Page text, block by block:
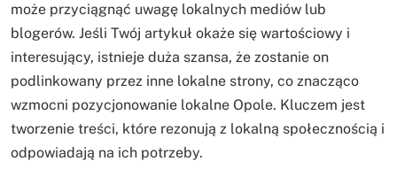
może przyciągnąć uwagę lokalnych mediów lub
blogerów. Jeśli Twój artykuł okaże się wartościowy i
interesujący, istnieje duża szansa, że zostanie on
podlinkowany przez inne lokalne strony, co znacząco
wzmocni pozycjonowanie lokalne Opole. Kluczem jest
tworzenie treści, które rezonują z lokalną społecznością i
odpowiadają na ich potrzeby.